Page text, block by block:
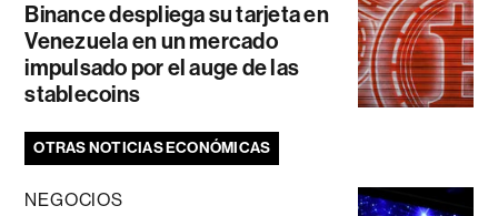
Binance despliega su tarjeta en
Venezuela en un mercado
impulsado por el auge de las
stablecoins
OTRAS NOTICIAS ECONÓMICAS
NEGOCIOS